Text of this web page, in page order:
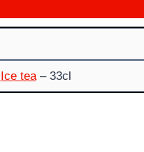
Ice tea– 33cl